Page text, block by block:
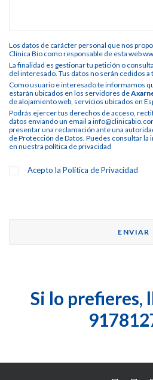
Los datos de carácter personal que nos
Clínica Bio como responsable de esta web
La finalidad es gestionar tu petición o
del interesado. Tus datos no serán cedidos a
Como usuario e interesado te informamos
estarán ubicados en los servidores de
de alojamiento web, servicios ubicados en
Podrás ejercer tus derechos de acceso,
datos enviando un email a
presentar una reclamación ante una
de Protección de Datos. Puedes consultar
en nuestra política de privacidad
Acepto laPolítica de Privacidad
Si lo prefieres,